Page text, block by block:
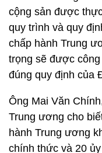
cộng sản được
quy trình và quy
chấp hành Trung
trọng sẽ được
đúng quy định của
Ông Mai Văn
Trung ương cho
hành Trung ương
chính thức và 20